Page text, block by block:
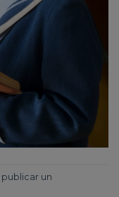
publicar un